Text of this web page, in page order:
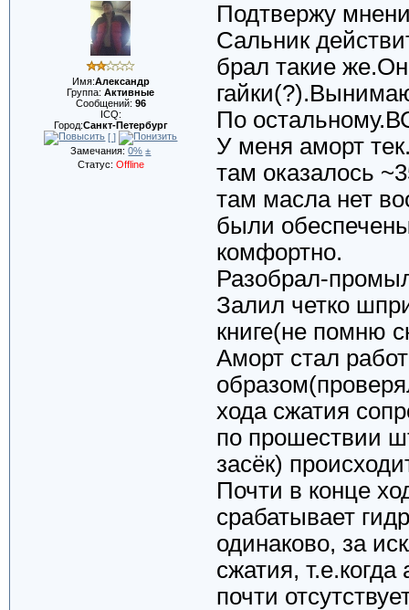
Имя:Александр
Группа:Активные
Сообщений: 96
ICQ:
Город:Санкт-Петербург
[ ]
Замечания:0% ±
Статус: Offline
Подтвержу
Сальник
брал такие
По
У меня аморт
там оказалось
там масла нет
были
комфортно.
Разобрал-
Залил четко
книге(не помню
Аморт стал
хода сжатия
по прошествии
засёк)
Почти в конце
срабатывает
одинаково, за
сжатия,
почти